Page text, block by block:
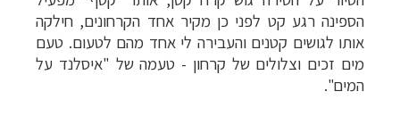
הספינה רגע קט לפני כן מקיר אחד הקרחונים, חילקה
אותו לגושים קטנים והעבירה לי אחד מהם לטעום. טעם
מים זכים וצלולים של קרחון - טעמה של "איסלנד על
המים".